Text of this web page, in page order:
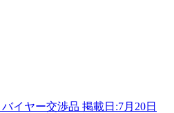
バイヤー交渉品 掲載日:7月20日